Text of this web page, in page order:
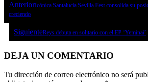
AnteriorIcónica Santalucía Sevilla Fest consolida su
creciendo
SiguienteReys debuta en solitario con el EP ‘Yeminai’
DEJA UN COMENTARIO
Tu dirección de correo electrónico no será